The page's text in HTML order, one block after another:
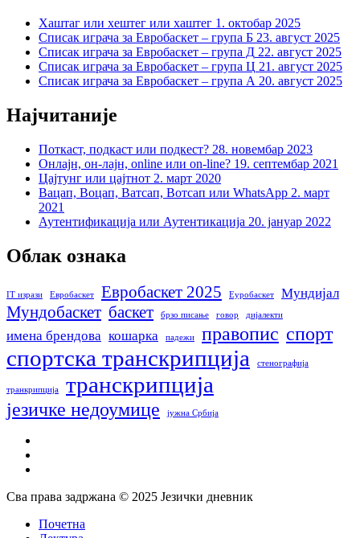
Хаштаг или хештег или хаштег 1. октобар 2025
Списак играча за Евробаскет – група Б 23. август 2025
Списак играча за Евробаскет – група Д 22. август 2025
Списак играча за Евробаскет – група Ц 21. август 2025
Списак играча за Евробаскет – група А 20. август 2025
Најчитаније
Поткаст, подкаст или подкест? 28. новембар 2023
Онлајн, он-лајн, online или on-line? 19. септембар 2021
Цајтунг или цајтнот 2. март 2020
Вацап, Воцап, Ватсап, Вотсап или WhatsApp 2. март
2021
Аутентификација или Аутентикација 20. јануар 2022
Облак ознака
IT изрази Евробаскет Евробаскет 2025 Еуробаскет Мундијал
Мундобаскет баскет брзо писање говор дијалекти
имена брендова кошарка падежи правопис спорт
спортска транскрипција стенографија
транкрипција транскрипција
језичке недоумице јужна Србија
Сва права задржана © 2025 Језички дневник
Close
Почетна